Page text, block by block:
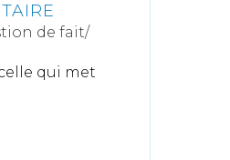
de fait/
qui met